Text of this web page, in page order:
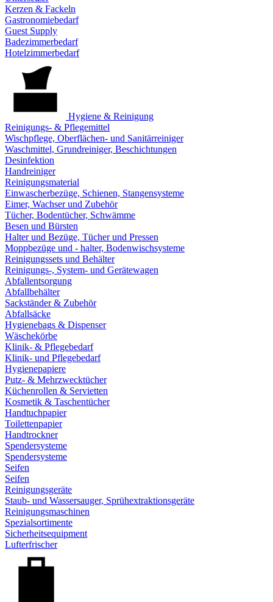
Kerzen & Fackeln
Gastronomiebedarf
Guest Supply
Badezimmerbedarf
Hotelzimmerbedarf
Hygiene & Reinigung
Reinigungs- & Pflegemittel
Wischpflege, Oberflächen- und Sanitärreiniger
Waschmittel, Grundreiniger, Beschichtungen
Desinfektion
Handreiniger
Reinigungsmaterial
Einwascherbezüge, Schienen, Stangensysteme
Eimer, Wachser und Zubehör
Tücher, Bodentücher, Schwämme
Besen und Bürsten
Halter und Bezüge, Tücher und Pressen
Moppbezüge und - halter, Bodenwischsysteme
Reinigungssets und Behälter
Reinigungs-, System- und Gerätewagen
Abfallentsorgung
Abfallbehälter
Sackständer & Zubehör
Abfallsäcke
Hygienebags & Dispenser
Wäschekörbe
Klinik- & Pflegebedarf
Klinik- und Pflegebedarf
Hygienepapiere
Putz- & Mehrzwecktücher
Küchenrollen & Servietten
Kosmetik & Taschentücher
Handtuchpapier
Toilettenpapier
Handtrockner
Spendersysteme
Spendersysteme
Seifen
Seifen
Reinigungsgeräte
Staub- und Wassersauger, Sprühextraktionsgeräte
Reinigungsmaschinen
Spezialsortimente
Sicherheitsequipment
Lufterfrischer